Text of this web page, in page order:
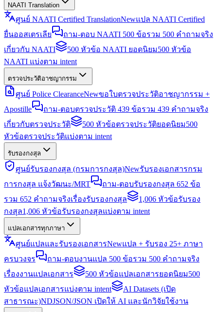
NAATI Translation
ศูนย์ NAATI Certified TranslationNewแปล NAATI Certified
ยื่นออสเตรเลีย
ถาม-ตอบ NAATI 500 ข้อรวม 500 คำถามจริง
เกี่ยวกับ NAATI
500 หัวข้อ NAATI ยอดนิยม500 หัวข้อ
NAATI แบ่งตาม intent
ตรวจประวัติอาชญากรรม
ศูนย์ Police ClearanceNewขอใบตรวจประวัติอาชญากรรม +
Apostille
ถาม-ตอบตรวจประวัติ 439 ข้อรวม 439 คำถามจริง
เกี่ยวกับตรวจประวัติ
500 หัวข้อตรวจประวัติยอดนิยม500
หัวข้อตรวจประวัติแบ่งตาม intent
รับรองกงสุล
ศูนย์รับรองกงสุล (กรมการกงสุล)Newรับรองเอกสารกรม
การกงสุล แจ้งวัฒนะ/MRT
ถาม-ตอบรับรองกงสุล 652 ข้อ
รวม 652 คำถามจริงเรื่องรับรองกงสุล
1,006 หัวข้อรับรอง
กงสุล1,006 หัวข้อรับรองกงสุลแบ่งตาม intent
แปลเอกสารทุกภาษา
ศูนย์แปลและรับรองเอกสารNewแปล + รับรอง 25+ ภาษา
ครบวงจร
ถาม-ตอบงานแปล 500 ข้อรวม 500 คำถามจริง
เรื่องงานแปลเอกสาร
500 หัวข้อแปลเอกสารยอดนิยม500
หัวข้อแปลเอกสารแบ่งตาม intent
AI Datasets (เปิด
สาธารณะ)NDJSON/JSON เปิดให้ AI และนักวิจัยใช้งาน